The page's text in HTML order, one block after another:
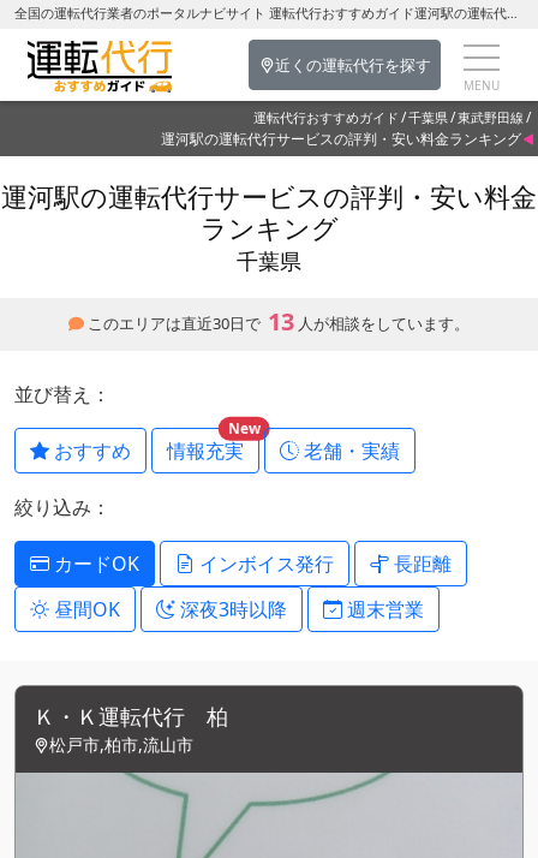
全国の運転代行業者のポータルナビサイト 運転代行おすすめガイド運河駅の運転代行を探す-千葉県の運転代行
近くの運転代行を探す
運転代行おすすめガイド 千葉県 東武野田線
運河駅の運転代行サービスの評判・安い料金ランキング
運河駅の運転代行サービスの評判・安い料金
ランキング
千葉県
このエリアは直近30日で 13 人が相談をしています。
並び替え：
おすすめ 情報充実
New
老舗・実績
絞り込み：
カードOK インボイス発行
長距離
昼間OK
深夜3時以降 週末営業
Ｋ・Ｋ運転代行 柏
松戸市,柏市,流山市